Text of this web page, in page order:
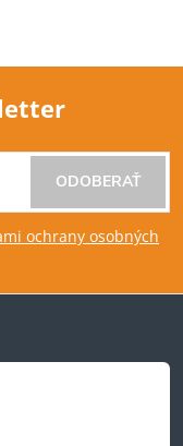
ochrany osobných
ODOBERAŤ